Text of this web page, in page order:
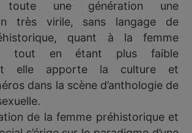
une génération une
très virile, sans langage de
quant à la femme
tout en étant plus faible
elle apporte la culture et
dans la scène d’anthologie de
de la femme préhistorique et